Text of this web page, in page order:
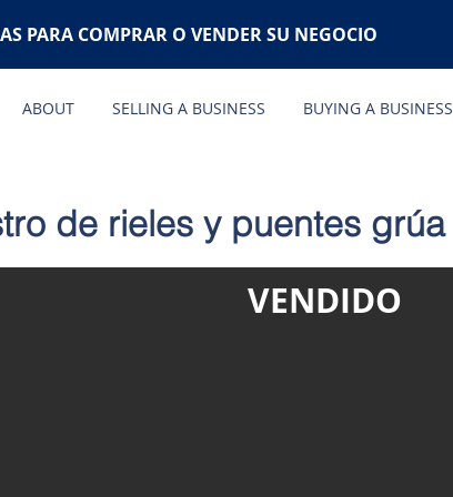
ABOUT SELLING A BUSINESS BUYING A BUSINESS
PARA COMPRAR O VENDER SU NEGOCIO
de rieles y puentes grúa
VENDIDO